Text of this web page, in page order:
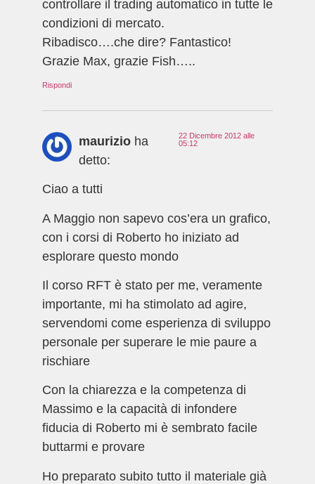
controllare il trading automatico in tutte le
condizioni di mercato.
Ribadisco….che dire? Fantastico!
Grazie Max, grazie Fish…..
Rispondi
maurizio ha
detto:
22 Dicembre 2012 alle
05:12
Ciao a tutti
A Maggio non sapevo cos’era un grafico,
con i corsi di Roberto ho iniziato ad
esplorare questo mondo
Il corso RFT è stato per me, veramente
importante, mi ha stimolato ad agire,
servendomi come esperienza di sviluppo
personale per superare le mie paure a
rischiare
Con la chiarezza e la competenza di
Massimo e la capacità di infondere
fiducia di Roberto mi è sembrato facile
buttarmi e provare
Ho preparato subito tutto il materiale già